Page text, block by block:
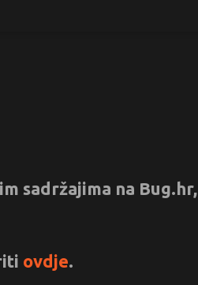
sadržajima na Bug.hr,
ovdje.